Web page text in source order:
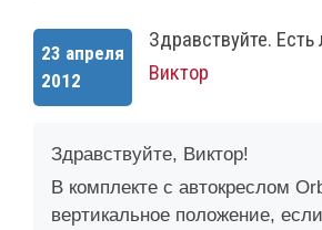
23 апреля
2012
Здравствуйте.
Виктор
Здравствуйте, Виктор!
В комплекте с автокреслом
вертикальное положение,